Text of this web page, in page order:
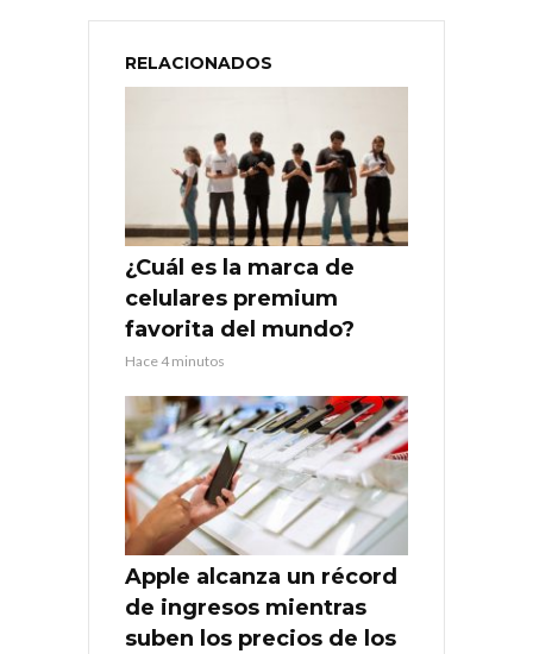
RELACIONADOS
¿Cuál es la marca de
celulares premium
favorita del mundo?
Hace 4 minutos
Apple alcanza un récord
de ingresos mientras
suben los precios de los